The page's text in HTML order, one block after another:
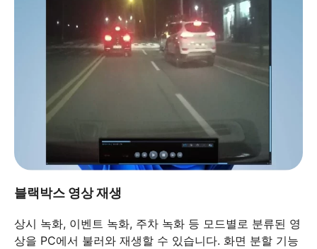
블랙박스 영상 재생
상시 녹화, 이벤트 녹화, 주차 녹화 등 모드별로 분류된 영
상을 PC에서 불러와 재생할 수 있습니다. 화면 분할 기능